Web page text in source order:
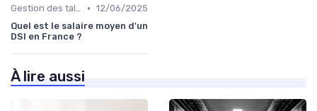
Gestion des talents IT • 12/06/2025
Quel est le salaire moyen d'un
DSI en France ?
À lire aussi